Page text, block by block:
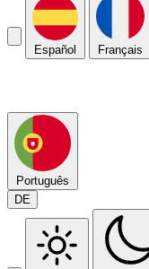
Español Français
Português
DE